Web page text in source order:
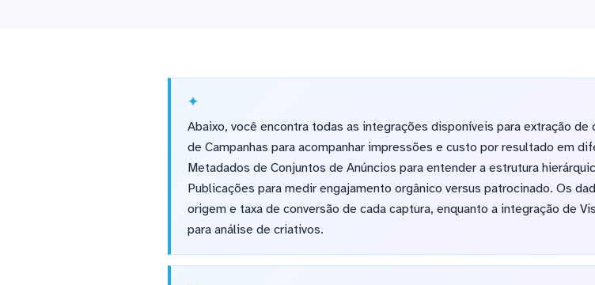
Abaixo, você encontra todas as integrações disponíveis para extração
de Campanhas para acompanhar impressões e custo por resultado em
Metadados de Conjuntos de Anúncios para entender a estrutura
Publicações para medir engajamento orgânico versus patrocinado. Os
origem e taxa de conversão de cada captura, enquanto a integração de
para análise de criativos.